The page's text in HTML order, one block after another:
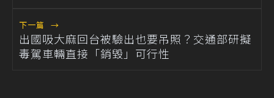
下一篇 →
出國吸大麻回台被驗出也要吊照？交通部研擬
毒駕車輛直接「銷毀」可行性